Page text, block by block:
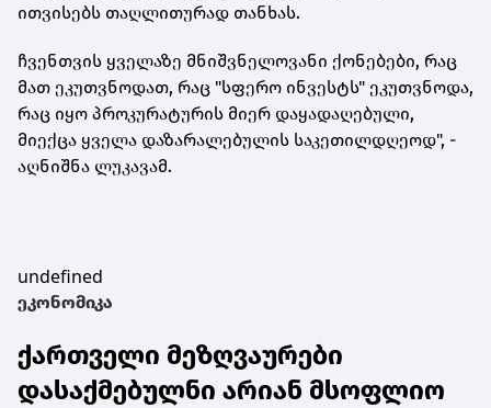
ითვისებს თაღლითურად თანხას.
ჩვენთვის ყველაზე მნიშვნელოვანი ქონებები, რაც
მათ ეკუთვნოდათ, რაც "სფერო ინვესტს" ეკუთვნოდა,
რაც იყო პროკურატურის მიერ დაყადაღებული,
მიექცა ყველა დაზარალებულის საკეთილდღეოდ", -
აღნიშნა ლუკავამ.
undefined
ეკონომიკა
ქართველი მეზღვაურები
დასაქმებულნი არიან მსოფლიო